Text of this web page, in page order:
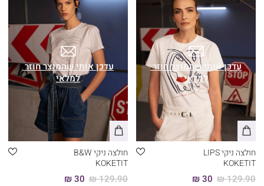
חולצה ניקי LIPS
KOKETIT
30 ₪ 129.90 ₪
חולצה ניקי B&W
KOKETIT
30 ₪ 129.90 ₪